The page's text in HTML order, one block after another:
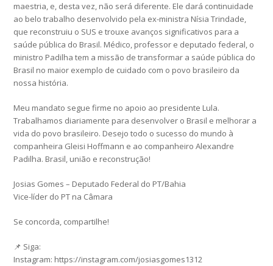
maestria, e, desta vez, não será diferente. Ele dará continuidade
ao belo trabalho desenvolvido pela ex-ministra Nísia Trindade,
que reconstruiu o SUS e trouxe avanços significativos para a
saúde pública do Brasil. Médico, professor e deputado federal, o
ministro Padilha tem a missão de transformar a saúde pública do
Brasil no maior exemplo de cuidado com o povo brasileiro da
nossa história.
Meu mandato segue firme no apoio ao presidente Lula.
Trabalhamos diariamente para desenvolver o Brasil e melhorar a
vida do povo brasileiro. Desejo todo o sucesso do mundo à
companheira Gleisi Hoffmann e ao companheiro Alexandre
Padilha. Brasil, união e reconstrução!
Josias Gomes – Deputado Federal do PT/Bahia
Vice-líder do PT na Câmara
Se concorda, compartilhe!
📌 Siga:
Instagram: https://instagram.com/josiasgomes1312